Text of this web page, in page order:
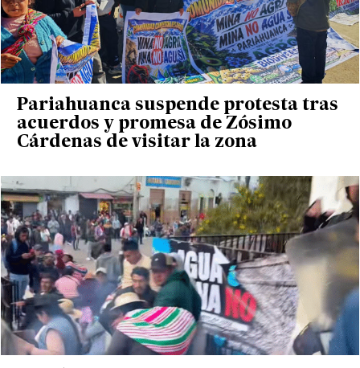
Pariahuanca suspende protesta tras
acuerdos y promesa de Zósimo
Cárdenas de visitar la zona